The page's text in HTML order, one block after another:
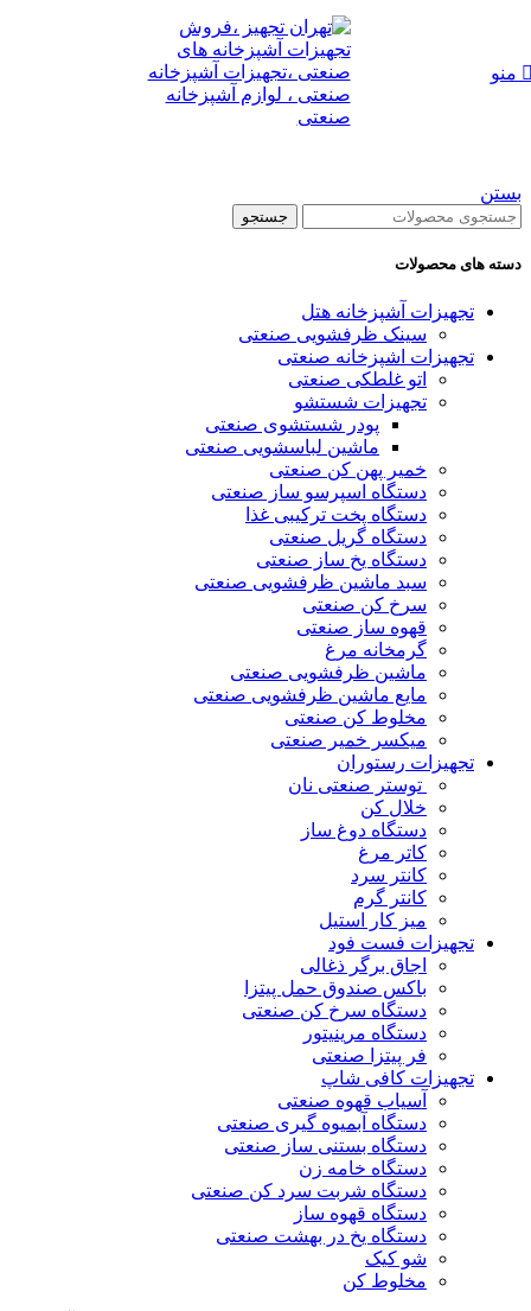
منو
بستن
جستجو
دسته های محصولات
تجهیزات آشپزخانه هتل
سینک ظرفشویی صنعتی
تجهیزات اشپزخانه صنعتی
اتو غلطکی صنعتی
تجهیزات شستشو
پودر شستشوی صنعتی
ماشین لباسشویی صنعتی
خمیر پهن کن صنعتی
دستگاه اسپرسو ساز صنعتی
دستگاه پخت ترکیبی غذا
دستگاه گریل صنعتی
دستگاه یخ ساز صنعتی
سبد ماشین ظرفشویی صنعتی
سرخ کن صنعتی
قهوه ساز صنعتی
گرمخانه مرغ
ماشین ظرفشویی صنعتی
مایع ماشین ظرفشویی صنعتی
مخلوط کن صنعتی
میکسر خمیر صنعتی
تجهیزات رستوران
توستر صنعتی نان
خلال کن
دستگاه دوغ ساز
کاتر مرغ
کانتر سرد
کانتر گرم
میز کار استیل
تجهیزات فست فود
اجاق برگر ذغالی
باکس صندوق حمل پیتزا
دستگاه سرخ کن صنعتی
دستگاه مرینیتور
فر پیتزا صنعتی
تجهیزات کافی شاپ
آسیاب قهوه صنعتی
دستگاه آبمیوه گیری صنعتی
دستگاه بستنی ساز صنعتی
دستگاه خامه زن
دستگاه شربت سرد کن صنعتی
دستگاه قهوه ساز
دستگاه یخ در بهشت صنعتی
شو کیک
مخلوط کن